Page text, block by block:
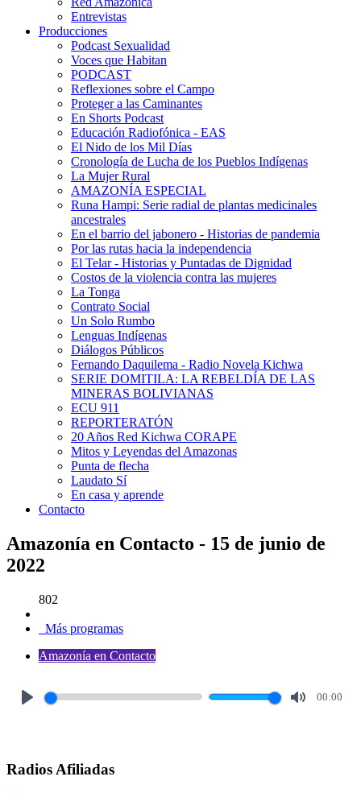
Entrevistas
Producciones
Podcast Sexualidad
Voces que Habitan
PODCAST
Reflexiones sobre el Campo
Proteger a las Caminantes
En Shorts Podcast
Educación Radiofónica - EAS
El Nido de los Mil Días
Cronología de Lucha de los Pueblos Indígenas
La Mujer Rural
AMAZONÍA ESPECIAL
Runa Hampi: Serie radial de plantas medicinales
ancestrales
En el barrio del jabonero - Historias de pandemia
Por las rutas hacia la independencia
El Telar - Historias y Puntadas de Dignidad
Costos de la violencia contra las mujeres
La Tonga
Contrato Social
Un Solo Rumbo
Lenguas Indígenas
Diálogos Públicos
Fernando Daquilema - Radio Novela Kichwa
SERIE DOMITILA: LA REBELDÍA DE LAS
MINERAS BOLIVIANAS
ECU 911
REPORTERATÓN
20 Años Red Kichwa CORAPE
Mitos y Leyendas del Amazonas
Punta de flecha
Laudato Sí
En casa y aprende
Contacto
Amazonía en Contacto - 15 de junio de
2022
802
Más programas
Amazonía en Contacto
00:00
Radios Afiliadas